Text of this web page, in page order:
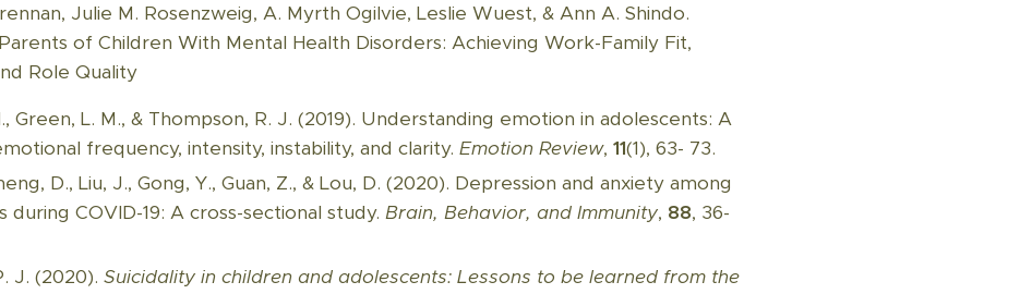
Julie M. Rosenzweig, A. Myrth Ogilvie, Leslie Wuest, & Ann A. Shindo.
of Children With Mental Health Disorders: Achieving Work-Family Fit,
Role Quality
Green, L. M., & Thompson, R. J. (2019). Understanding emotion in adolescents: A
frequency, intensity, instability, and clarity. Emotion Review, 11(1), 63- 73.
D., Liu, J., Gong, Y., Guan, Z., & Lou, D. (2020). Depression and anxiety among
during COVID-19: A cross-sectional study. Brain, Behavior, and Immunity, 88, 36-
J. (2020). Suicidality in children and adolescents: Lessons to be learned from the